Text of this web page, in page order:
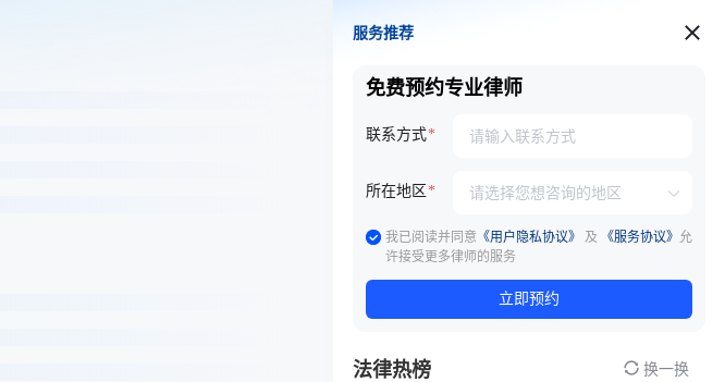
服务推荐
服务推荐
免费预约专业律师
联系方式
所在地区
我已阅读并同意 《用户隐私协议》 及 《服务协议》 允
许接受更多律师的服务
立即预约
法律热榜 换一换